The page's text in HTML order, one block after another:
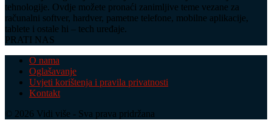
tehnologije. Ovdje možete pronaći zanimljive teme vezane za
računalni softver, hardver, pametne telefone, mobilne aplikacije,
tablete i ostale hi – tech uređaje.
PRATI NAS
O nama
Oglašavanje
Uvjeti korištenja i pravila privatnosti
Kontakt
© 2026 Vidi više - Sva prava pridržana